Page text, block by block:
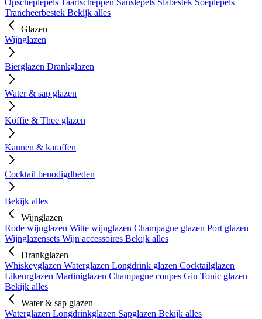
Trancheerbestek Bekijk alles
Glazen
Wijnglazen
Bierglazen Drankglazen
Water & sap glazen
Koffie & Thee glazen
Kannen & karaffen
Cocktail benodigdheden
Bekijk alles
Wijnglazen
Rode wijnglazen Witte wijnglazen Champagne glazen Port glazen
Wijnglazensets Wijn accessoires Bekijk alles
Drankglazen
Whiskeyglazen Waterglazen Longdrink glazen Cocktailglazen
Likeurglazen Martiniglazen Champagne coupes Gin Tonic glazen
Bekijk alles
Water & sap glazen
Waterglazen Longdrinkglazen Sapglazen Bekijk alles